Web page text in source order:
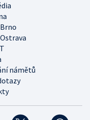
námětů